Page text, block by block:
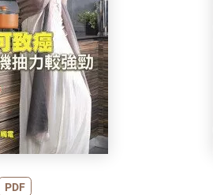
PDF